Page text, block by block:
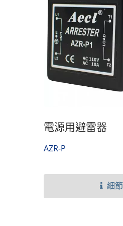
電源用避雷器
AZR-P
細節